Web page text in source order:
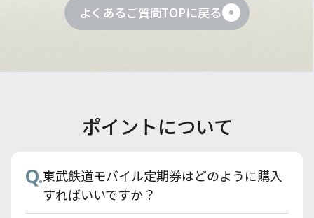
よくあるご質問TOPに戻る
Q.東武カードのETCスルーカードのお申し込
み方法を教えてください。
Q.旧東武カードから東武カードへ切り替える
ことはできますか？
Q.東武カードはPASMOカードのオートチャー
ジ設定ができますか？
ポイントについて
Q.東武鉄道モバイル定期券はどのように購入
すればいいですか？